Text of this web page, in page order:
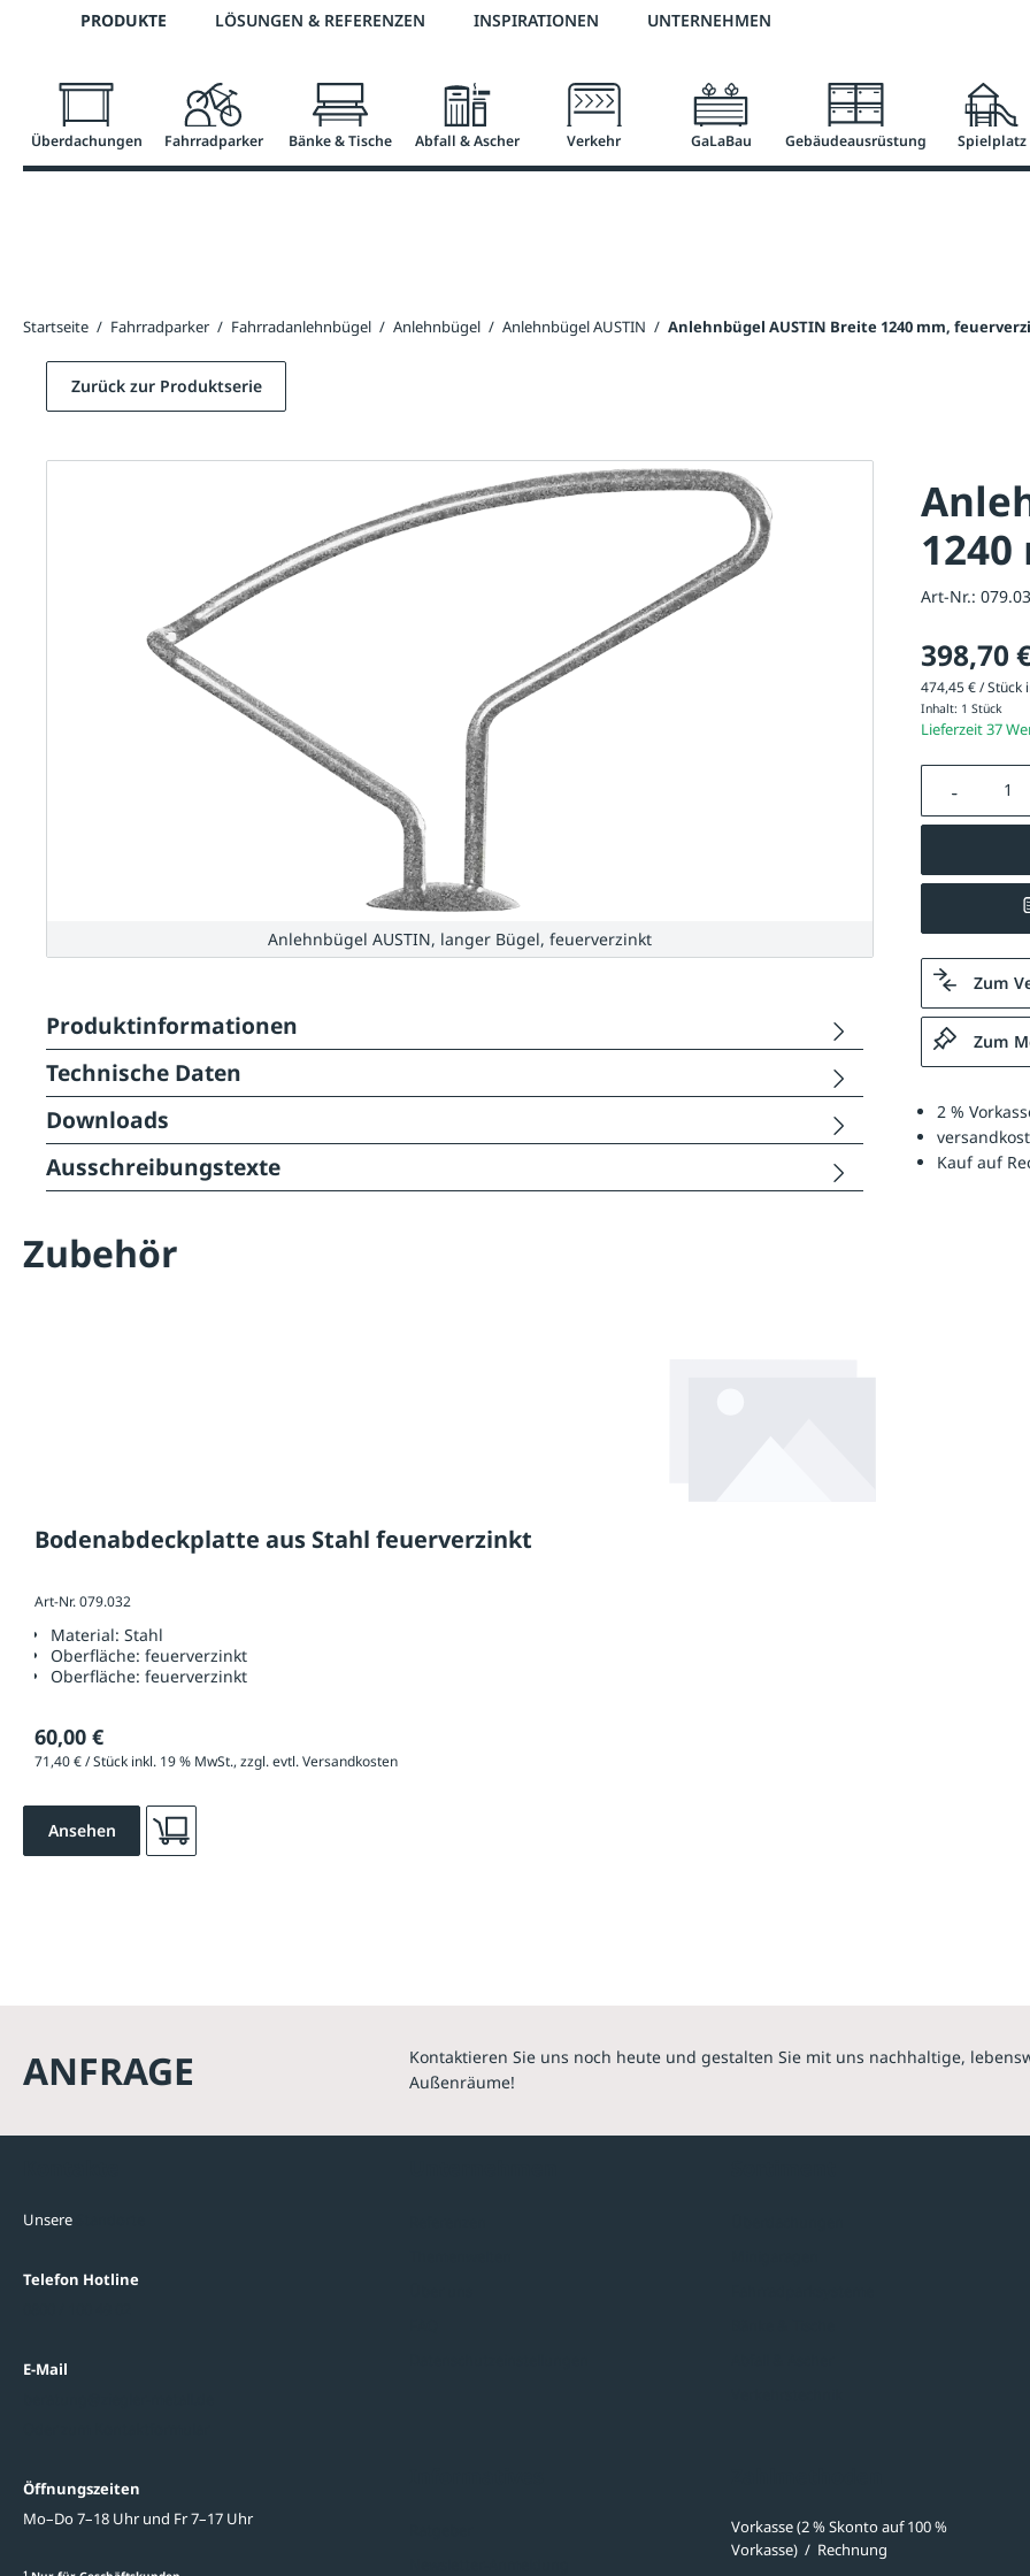
Zur Hauptnavigation springen
Telefon: 0800 / 100 49 02 2 % Vorkassen-Skonto versandkostenfrei ab 50 €
PRODUKTE LÖSUNGEN & REFERENZEN INSPIRATIONEN UNTERNEHMEN
Überdachungen Fahrradparker Bänke & Tische Abfall & Ascher Verkehr GaLaBau Gebäudeausrüstung Spielplatz
Startseite / Fahrradparker / Fahrradanlehnbügel / Anlehnbügel / Anlehnbügel AUSTIN / Anlehnbügel AUSTIN Breite 1240 mm,
Art-Nr.:
398,70
474,45 € / Stück
Inhalt: 1 Stück
Lieferzeit 37
Produkt
Zum
Zum
2 %
Kauf auf
Zurück zur Produktserie
Anlehnbügel AUSTIN, langer Bügel, feuerverzinkt
Produktinformationen
Technische Daten
Downloads
Ausschreibungstexte
Zubehör
Bodenabdeckplatte aus Stahl feuerverzinkt
Art-Nr. 079.032
Material: Stahl
Oberfläche: feuerverzinkt
Oberfläche: feuerverzinkt
60,00 €
71,40 € / Stück inkl. 19 % MwSt., zzgl. evtl. Versandkosten
Ansehen
ANFRAGE
Kontaktieren Sie uns noch heute und gestalten Sie mit uns nachhaltige,
Außenräume!
Unsere
Telefon Hotline
E-Mail
Öffnungszeiten
Mo–Do 7–18 Uhr und Fr 7–17 Uhr
1
Vorkasse (2 % Skonto auf 100 %
Vorkasse) / Rechnung